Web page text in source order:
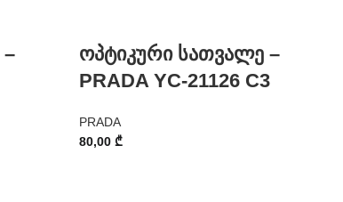
ოპტიკური სათვალე –
PRADA YC-21126 C3
PRADA
80,00 ₾